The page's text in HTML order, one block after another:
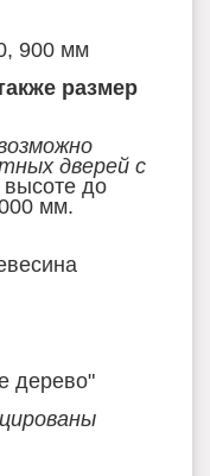
900 мм
размер
дверей с
высоте до
мм.
дерево"